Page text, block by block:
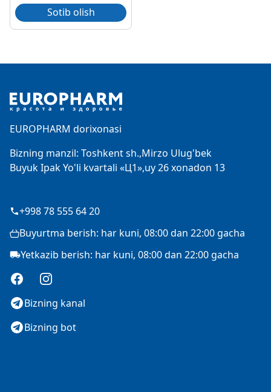
Sotib olish
EUROPHARM dorixonasi
Bizning manzil: Toshkent sh.,Mirzo Ulug'bek
Buyuk Ipak Yo'li kvartali «Ц1»,uy 26 xonadon 13
+998 78 555 64 20
Buyurtma berish: har kuni, 08:00 dan 22:00 gacha
Yetkazib berish: har kuni, 08:00 dan 22:00 gacha
FacebookInstagram
Bizning kanal
Bizning bot